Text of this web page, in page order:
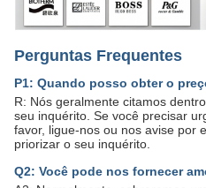
Perguntas Frequentes
P1: Quando posso obter o
R: Nós geralmente citamos
seu inquérito. Se você precisar
favor, ligue-nos ou nos avise por
priorizar o seu inquérito.
Q2: Você pode nos fornecer